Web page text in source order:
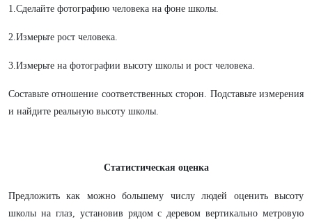
1.Сделайте фотографию человека на фоне школы.
2.Измерьте рост человека.
3.Измерьте на фотографии высоту школы и рост человека.
Составьте отношение соответственных сторон. Подставьте измерения
и найдите реальную высоту школы.
Статистическая оценка
Предложить как можно большему числу людей оценить высоту
школы на глаз, установив рядом с деревом вертикально метровую